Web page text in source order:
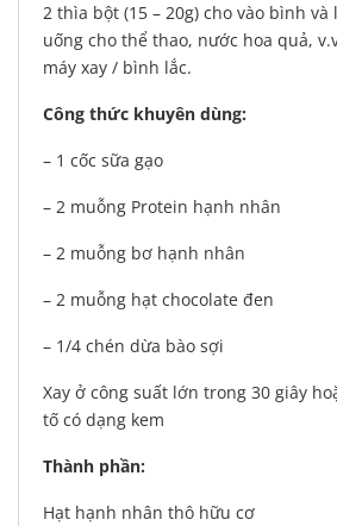
2 thìa bột (15 – 20g) cho vào bình
uống cho thể thao, nước hoa quả,
máy xay / bình lắc.
Công thức khuyên dùng:
– 1 cốc sữa gạo
– 2 muỗng Protein hạnh nhân
– 2 muỗng bơ hạnh nhân
– 2 muỗng hạt chocolate đen
– 1/4 chén dừa bào sợi
Xay ở công suất lớn trong 30 giây
tố có dạng kem
Thành phần:
Hạt hạnh nhân thô hữu cơ